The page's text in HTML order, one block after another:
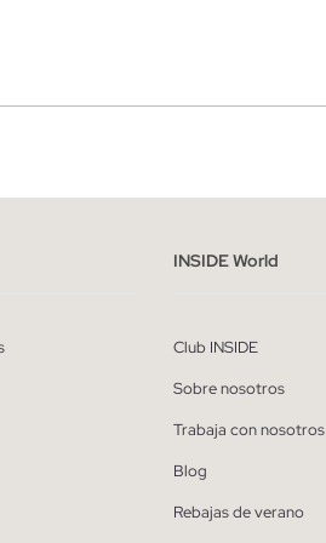
cancelar la suscripción en cualquier momento.
INSIDE World
Club INSIDE
Sobre nosotros
Trabaja con nosotros
Blog
Rebajas de verano